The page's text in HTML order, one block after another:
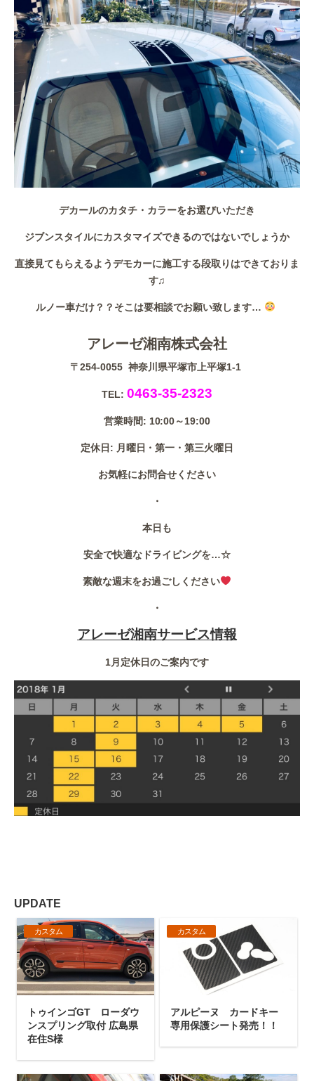
デカールのカタチ・カラーをお選びいただき
ジブンスタイルにカスタマイズできるのではないでしょうか
直接見てもらえるようデモカーに施工する段取りはできておりま
す♫
ルノー車だけ？？そこは要相談でお願い致します…
アレーゼ湘南株式会社
〒254-0055 神奈川県平塚市上平塚1-1
TEL:0463-35-2323
営業時間: 10:00～19:00
定休日: 月曜日・第一・第三火曜日
お気軽にお問合せください
・
本日も
安全で快適なドライビングを…☆
素敵な週末をお過ごしください
・
アレーゼ湘南サービス情報
1月定休日のご案内です
UPDATE
カスタム
トゥインゴGT ローダウ
ンスプリング取付 広島県
在住S様
カスタム
アルピーヌ カードキー
専用保護シート発売！！